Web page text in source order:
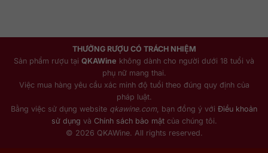
THƯỞNG RƯỢU CÓ TRÁCH NHIỆM
Sản phẩm rượu tại QKAWine không dành cho người dưới 18 tuổi và
phụ nữ mang thai.
Việc mua hàng yêu cầu xác minh độ tuổi theo đúng quy định của
pháp luật.
Bằng việc sử dụng website qkawine.com , bạn đồng ý với Điều khoản
sử dụng và Chính sách bảo mậtcủa chúng tôi.
© 2026 QKAWine. All rights reserved.